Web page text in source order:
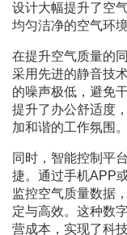
设计大幅提升了空
均匀洁净的空气环
在提升空气质量的
采用先进的静音技
的噪声极低，避免
提升了办公舒适度
加和谐的工作氛围。
同时，智能控制平
捷。通过手机APP
监控空气质量数据
定与高效。这种数
营成本，实现了科